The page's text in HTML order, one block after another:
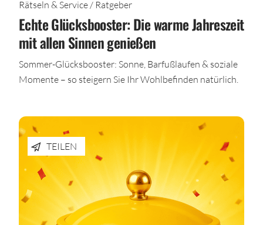
Rätseln & Service / Ratgeber
Echte Glücksbooster: Die warme Jahreszeit
mit allen Sinnen genießen
Sommer-Glücksbooster: Sonne, Barfußlaufen & soziale
Momente – so steigern Sie Ihr Wohlbefinden natürlich.
TEILEN